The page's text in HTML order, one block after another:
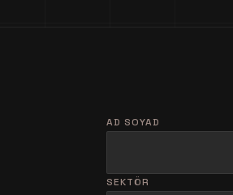
AD SOYAD
SEKTÖR